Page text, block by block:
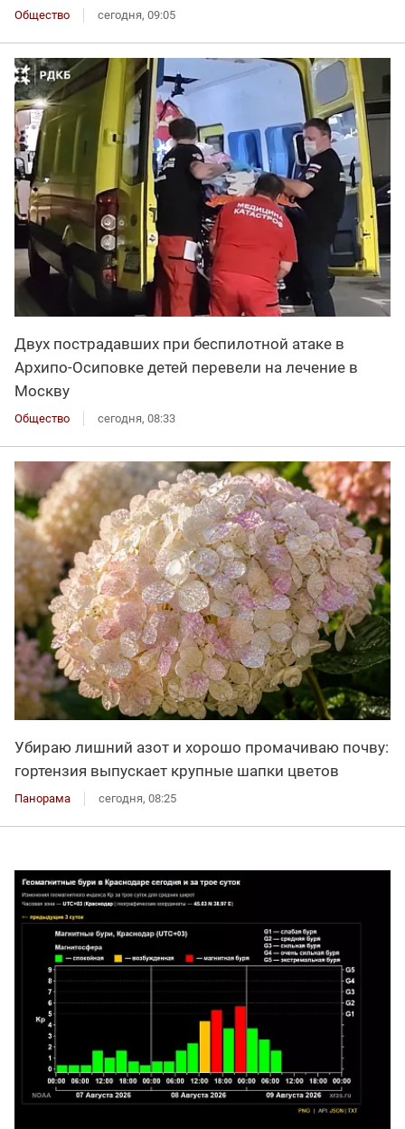
Общество сегодня, 09:05
Двух пострадавших при беспилотной атаке в
Архипо-Осиповке детей перевели на лечение в
Москву
Общество сегодня, 08:33
Убираю лишний азот и хорошо промачиваю почву:
гортензия выпускает крупные шапки цветов
Панорама сегодня, 08:25